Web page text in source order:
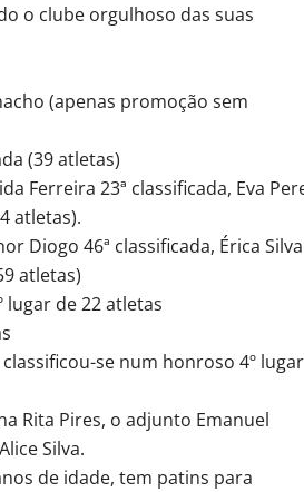
o clube orgulhoso das suas
(apenas promoção sem
(39 atletas)
Ferreira 23ª classificada, Eva
atletas).
Diogo 46ª classificada, Érica Silva
atletas)
lugar de 22 atletas
se num honroso 4º lugar
Rita Pires, o adjunto Emanuel
Silva.
de idade, tem patins para